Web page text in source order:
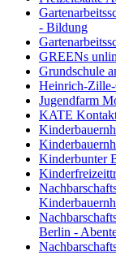
- Bildung
GREENs
Grundschule
Heinrich-
Jugendfarm
KATE
Kinderbunter
Berlin -